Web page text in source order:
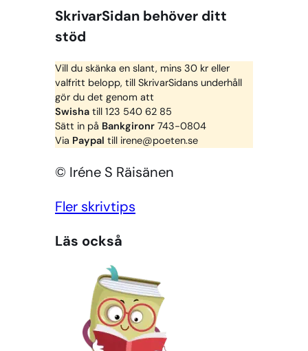
SkrivarSidan behöver ditt
stöd
Vill du skänka en slant, mins 30 kr eller
valfritt belopp, till SkrivarSidans underhåll
gör du det genom att
Swisha till 123 540 62 85
Sätt in på Bankgironr 743-0804
Via Paypal till irene@poeten.se
© Iréne S Räisänen
Fler skrivtips
Läs också